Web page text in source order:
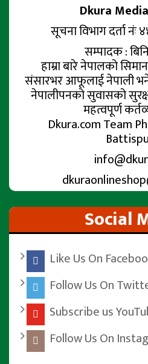
Dkura
सूचना विभाग दर्ता नंः
सम्पादक :
हाम्रा बारे नेपालको
संसारभर आफूलाई नेपाली
नेपालीपनको सुवासको
महत्वपूर्ण
Dkura.com Team
Social
Like Us On
Follow Us On
Subscribe us
Follow Us On